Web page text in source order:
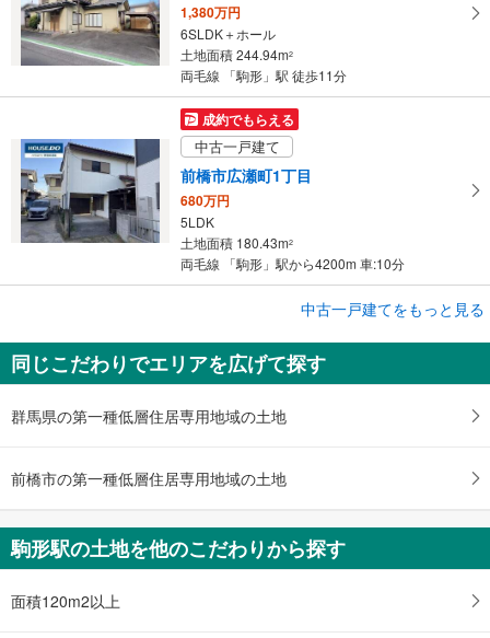
1,380万円
6SLDK＋ホール
土地面積 244.94m2
両毛線 「駒形」駅 徒歩11分
成約でもらえる
中古一戸建て
前橋市広瀬町1丁目
680万円
5LDK
土地面積 180.43m2
両毛線 「駒形」駅から4200m 車:10分
前橋市後閑町
2,740万円
4LDK
土地面積 247.89m
中古一戸建てをもっと見る
同じこだわりでエリアを広げて探す
群馬県の第一種低層住居専用地域の土地
前橋市の第一種低層住居専用地域の土地
駒形駅の土地を他のこだわりから探す
面積120m2以上